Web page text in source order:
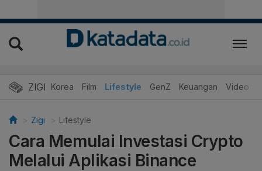
ZIGI
Hits Korea Film Lifestyle GenZ Keuangan Video
Zigi Lifestyle
Cara Memulai Investasi Crypto
Melalui Aplikasi Binance